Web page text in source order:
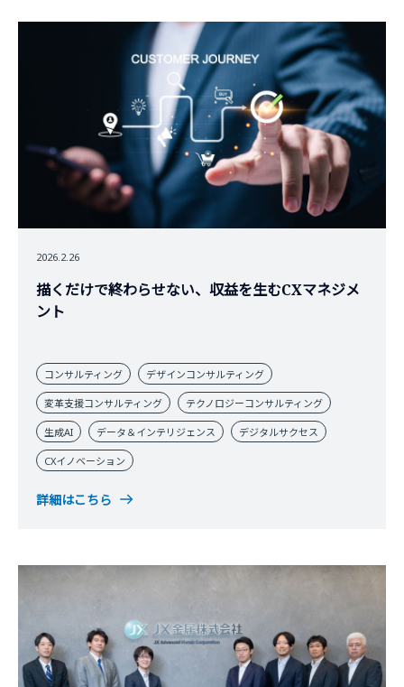
2026.2.26
描くだけで終わらせない、収益を生むCXマネジメ
ント
コンサルティング デザインコンサルティング
変革支援コンサルティング テクノロジーコンサルティング
生成AI データ＆インテリジェンス デジタルサクセス
CXイノベーション
詳細はこちら